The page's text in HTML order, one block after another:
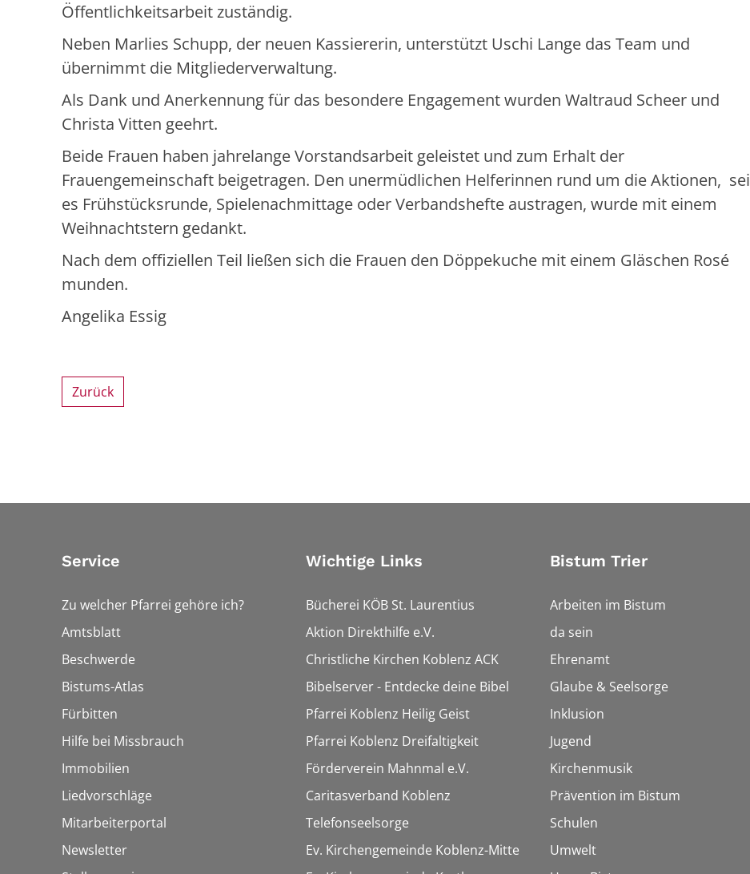
Öffentlichkeitsarbeit zuständig.
Neben Marlies Schupp, der neuen Kassiererin, unterstützt Uschi Lange das Team und
übernimmt die Mitgliederverwaltung.
Als Dank und Anerkennung für das besondere Engagement wurden Waltraud Scheer und
Christa Vitten geehrt.
Beide Frauen haben jahrelange Vorstandsarbeit geleistet und zum Erhalt der
Frauengemeinschaft beigetragen. Den unermüdlichen Helferinnen rund um die Aktionen, sei
es Frühstücksrunde, Spielenachmittage oder Verbandshefte austragen, wurde mit einem
Weihnachtstern gedankt.
Nach dem offiziellen Teil ließen sich die Frauen den Döppekuche mit einem Gläschen Rosé
munden.
Angelika Essig
Zurück
Service
Zu welcher Pfarrei gehöre ich?
Amtsblatt
Beschwerde
Bistums-Atlas
Fürbitten
Hilfe bei Missbrauch
Immobilien
Liedvorschläge
Mitarbeiterportal
Newsletter
Wichtige Links
Bücherei KÖB St. Laurentius
Aktion Direkthilfe e.V.
Christliche Kirchen Koblenz ACK
Bibelserver - Entdecke deine Bibel
Pfarrei Koblenz Heilig Geist
Pfarrei Koblenz Dreifaltigkeit
Förderverein Mahnmal e.V.
Caritasverband Koblenz
Telefonseelsorge
Ev. Kirchengemeinde Koblenz-Mitte
Bistum Trier
Arbeiten im Bistum
da sein
Ehrenamt
Glaube & Seelsorge
Inklusion
Jugend
Kirchenmusik
Prävention im Bistum
Schulen
Umwelt